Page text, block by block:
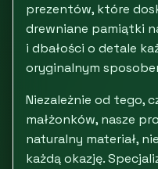
prezentów, które
drewniane pamiątki
i dbałości o detale
oryginalnym
Niezależnie od tego,
małżonków, nasze
naturalny materiał,
każdą okazję.